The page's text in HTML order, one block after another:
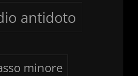
antidoto
minore